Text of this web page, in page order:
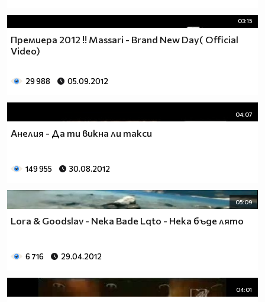
03:15
Премиера 2012 !! Massari - Brand New Day( Official
Video)
29 988 05.09.2012
04:07
Анелия - Да ти викна ли такси
149 955 30.08.2012
05:09
Lora & Goodslav - Neka Bade Lqto - Нека бъде лято
6 716 29.04.2012
04:01